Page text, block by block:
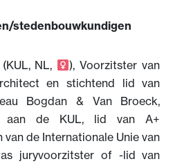
stedenbouwkundigen
(KUL, NL,
), Voorzitster van
en stichtend lid van
Bogdan & Van Broeck,
aan de KUL, lid van A+
de Internationale Unie van
juryvoorzitster of -lid van